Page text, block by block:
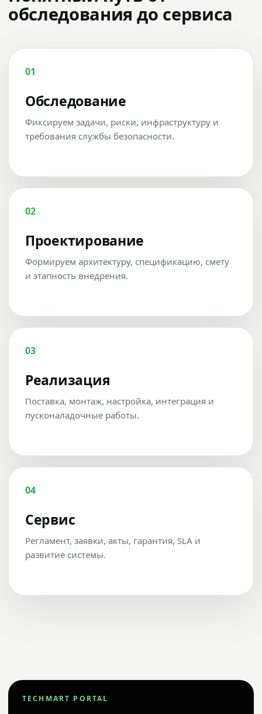
обследования до сервиса
01
Обследование
Фиксируем задачи, риски, инфраструктуру и
требования службы безопасности.
02
Проектирование
Формируем архитектуру, спецификацию, смету
и этапность внедрения.
03
Реализация
Поставка, монтаж, настройка, интеграция и
пусконаладочные работы.
04
Сервис
Регламент, заявки, акты, гарантия, SLA и
развитие системы.
TECHMART PORTAL